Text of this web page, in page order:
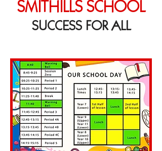
SMITHILLS SCHOOL
SUCCESS FOR ALL